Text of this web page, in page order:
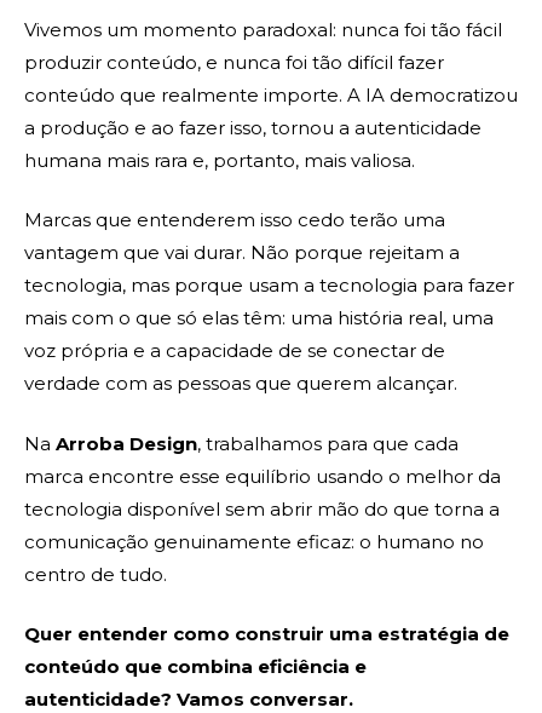
Vivemos um momento paradoxal: nunca foi tão fácil
produzir conteúdo, e nunca foi tão difícil fazer
conteúdo que realmente importe. A IA democratizou
a produção e ao fazer isso, tornou a autenticidade
humana mais rara e, portanto, mais valiosa.
Marcas que entenderem isso cedo terão uma
vantagem que vai durar. Não porque rejeitam a
tecnologia, mas porque usam a tecnologia para fazer
mais com o que só elas têm: uma história real, uma
voz própria e a capacidade de se conectar de
verdade com as pessoas que querem alcançar.
Na Arroba Design, trabalhamos para que cada
marca encontre esse equilíbrio usando o melhor da
tecnologia disponível sem abrir mão do que torna a
comunicação genuinamente eficaz: o humano no
centro de tudo.
Quer entender como construir uma estratégia de
conteúdo que combina eficiência e
autenticidade? Vamos conversar.